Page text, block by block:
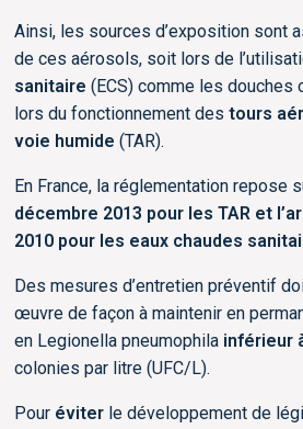
Ainsi, les sources d’exposition sont
de ces aérosols, soit lors de
sanitaire (ECS) comme les douches
lors du fonctionnement des tours
voie humide (TAR).
En France, la réglementation repose
décembre 2013 pour les TAR et
2010 pour les eaux chaudes
Des mesures d’entretien préventif
œuvre de façon à maintenir en
en Legionella pneumophilainférieur
colonies par litre (UFC/L).
Pour éviter le développement de